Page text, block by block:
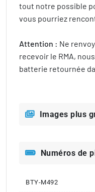
tout notre possible
vous pourriez
Attention : Ne
recevoir le RMA,
batterie retournée
Images plus
Numéros de
BTY-M492